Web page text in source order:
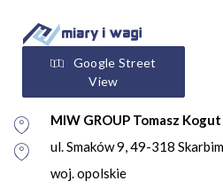
Google Street
View
MIW GROUP Tomasz Kogut
ul. Smaków 9, 49-318
woj. opolskie